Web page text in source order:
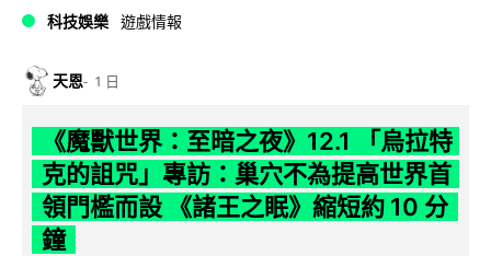
科技娛樂 遊戲情報
天恩 1 日
《魔獸世界：至暗之夜》12.1 「烏拉特
克的詛咒」專訪：巢穴不為提高世界首
領門檻而設 《諸王之眠》縮短約 10 分
鐘